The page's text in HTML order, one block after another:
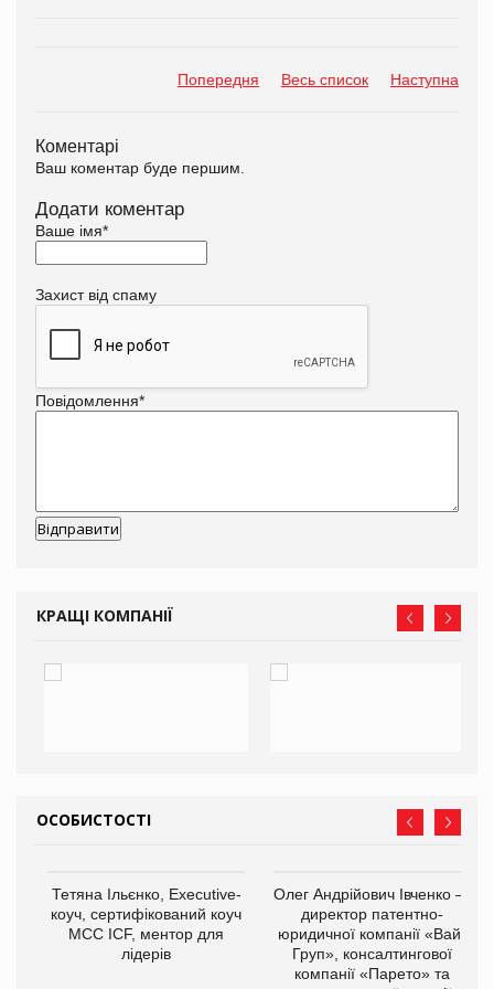
Попередня Весь список Наступна
Коментарі
Ваш коментар буде першим.
Додати коментар
Ваше імя*
Захист від спаму
Повідомлення*
КРАЩІ КОМПАНІЇ
ОСОБИСТОСТІ
Тетяна Ільєнко, Executive-
коуч, сертифікований коуч
МСС ICF, ментор для
лідерів
Олег Андрійович Івченко —
директор патентно-
юридичної компанії «Вайз
Груп», консалтингової
компанії «Парето» та